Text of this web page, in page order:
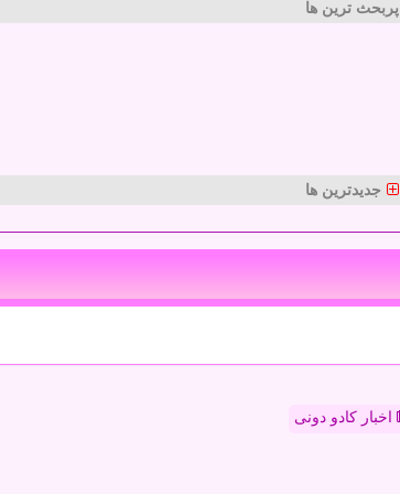
پربحث ترین ها
جدیدترین ها
اخبار کادو دونی